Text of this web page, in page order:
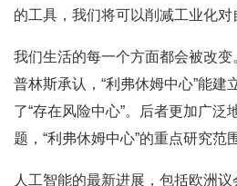
的工具，我们将可以削减工业化对
我们生活的每一个方面都会被改变
普林斯承认，“利弗休姆中心”能建
了“存在风险中心”。后者更加广泛
题，“利弗休姆中心”的重点研究范
人工智能的最新进展，包括欧洲议